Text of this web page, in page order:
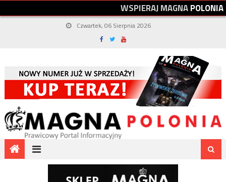
WSPIERAJMAGNAPOLONIA
Czwartek, 06 Sierpnia 2026